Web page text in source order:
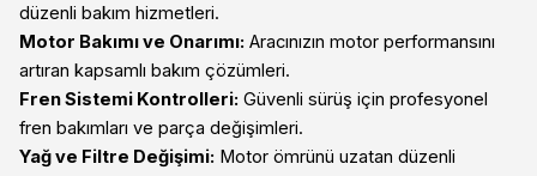
düzenli bakım hizmetleri.
Motor Bakımı ve Onarımı: Aracınızın motor performansını
artıran kapsamlı bakım çözümleri.
Fren Sistemi Kontrolleri: Güvenli sürüş için profesyonel
fren bakımları ve parça değişimleri.
Yağ ve Filtre Değişimi: Motor ömrünü uzatan düzenli